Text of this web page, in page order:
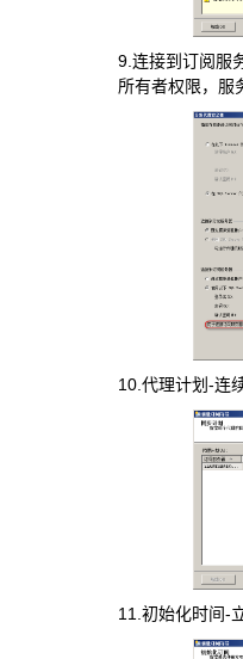
9.连接到订阅服
所有者权限，服
10.代理计划-连
11.初始化时间-